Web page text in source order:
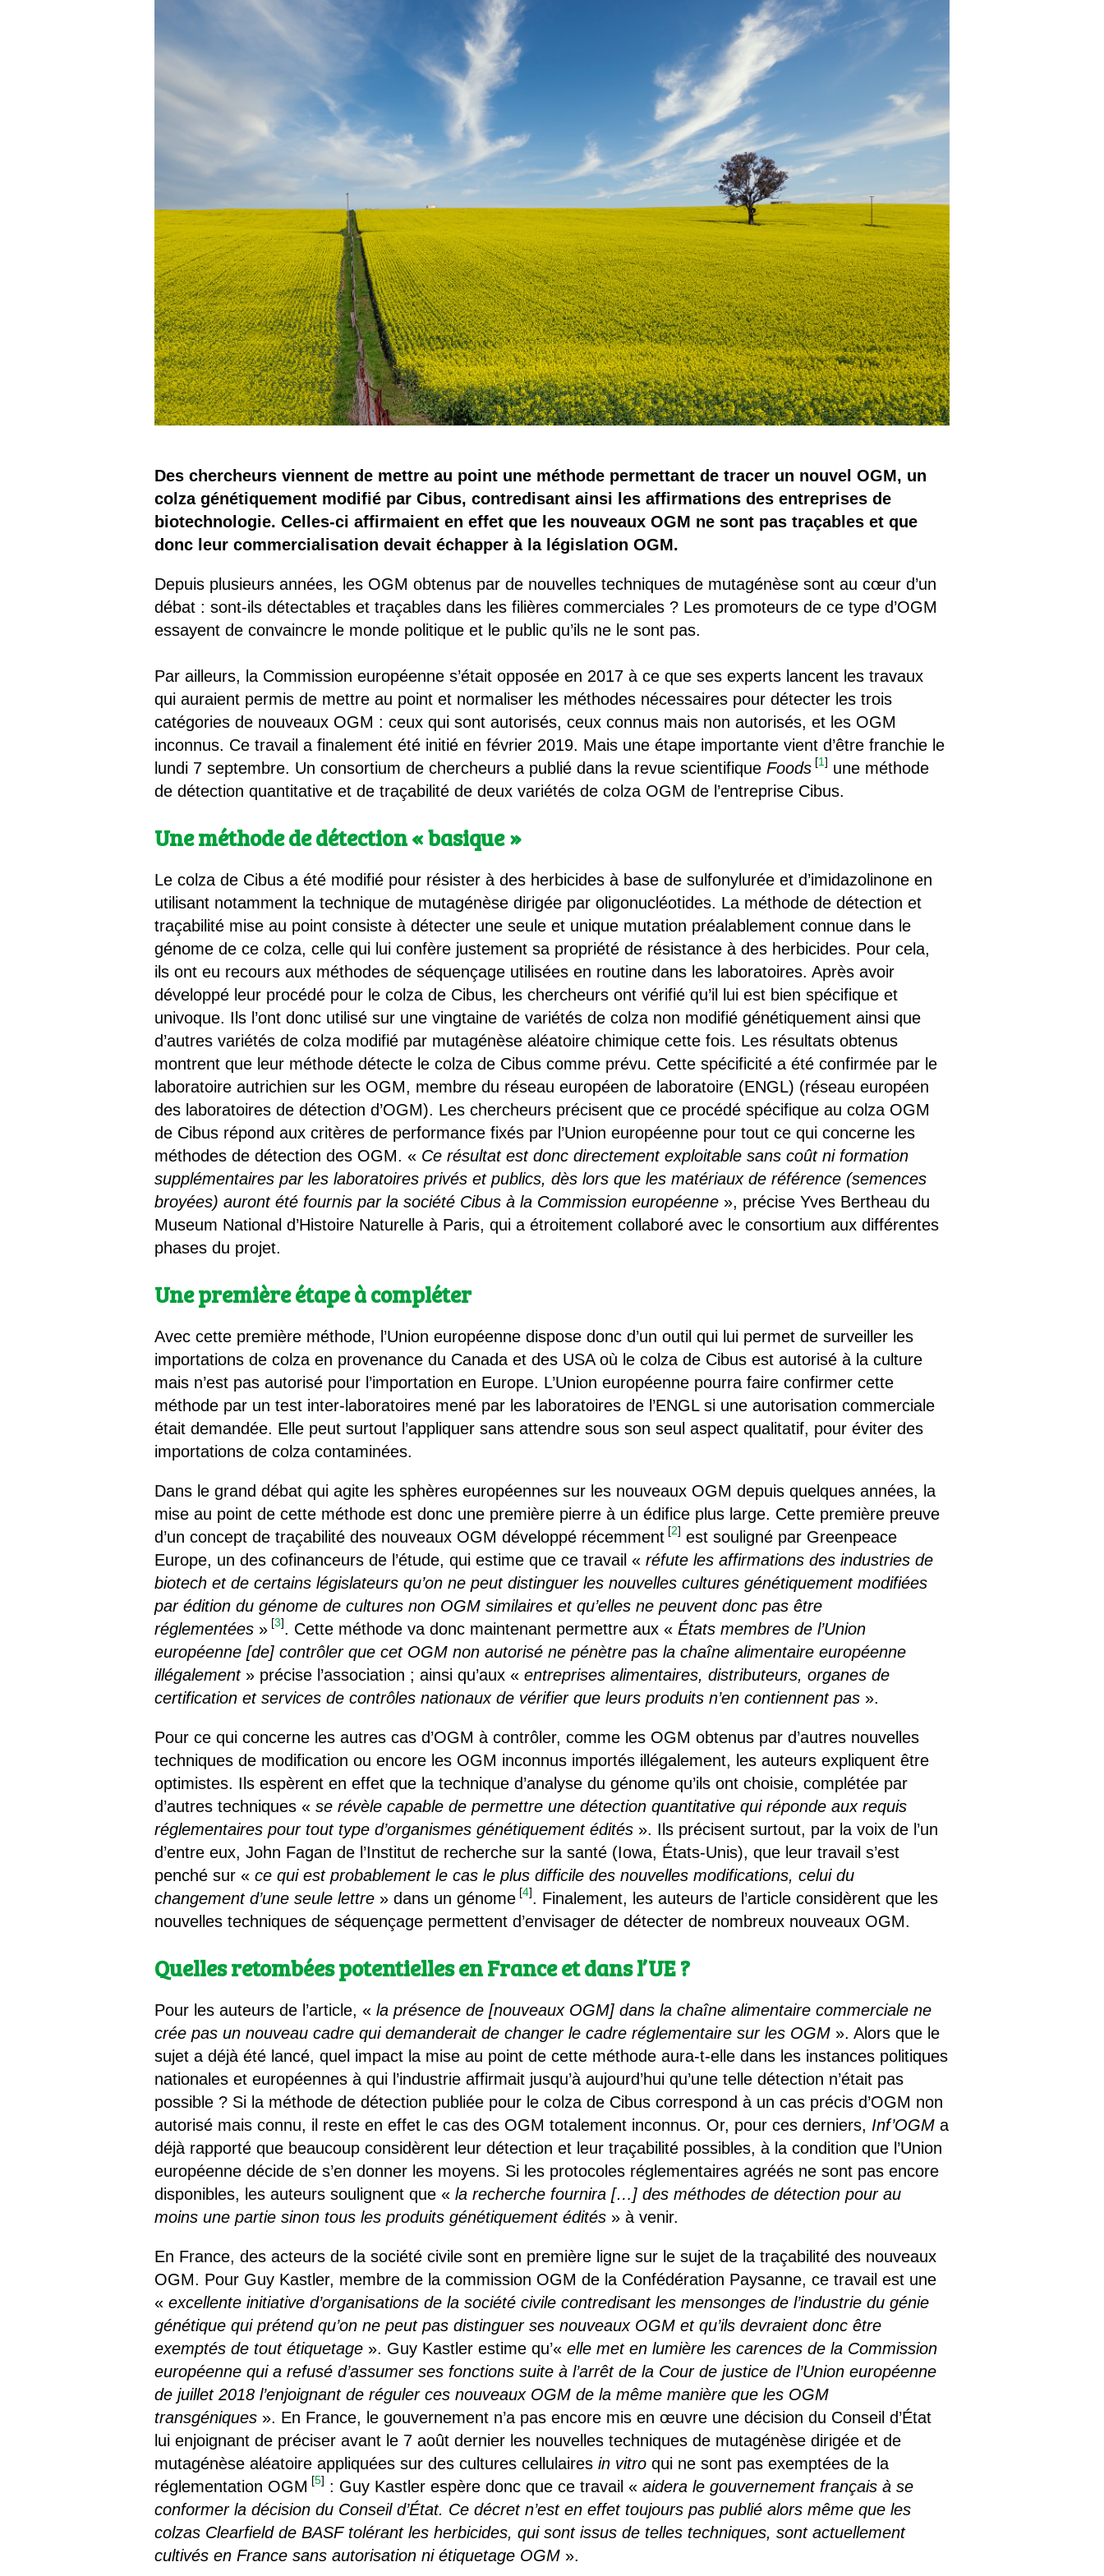
Il y a semence…. et semence
Quels sont les avantages et les inconvénients des OGM ?
Des chercheurs viennent de mettre au point une méthode permettant de tracer un nouvel OGM, un
colza génétiquement modifié par Cibus, contredisant ainsi les affirmations des entreprises de
biotechnologie. Celles-ci affirmaient en effet que les nouveaux OGM ne sont pas traçables et que
donc leur commercialisation devait échapper à la législation OGM.
Depuis plusieurs années, les OGM obtenus par de nouvelles techniques de mutagénèse sont au cœur d’un
débat : sont-ils détectables et traçables dans les filières commerciales ? Les promoteurs de ce type d’OGM
essayent de convaincre le monde politique et le public qu’ils ne le sont pas.
Par ailleurs, la Commission européenne s’était opposée en 2017 à ce que ses experts lancent les travaux
qui auraient permis de mettre au point et normaliser les méthodes nécessaires pour détecter les trois
catégories de nouveaux OGM : ceux qui sont autorisés, ceux connus mais non autorisés, et les OGM
inconnus. Ce travail a finalement été initié en février 2019. Mais une étape importante vient d’être franchie le
lundi 7 septembre. Un consortium de chercheurs a publié dans la revue scientifiqueFoods [1] une méthode
de détection quantitative et de traçabilité de deux variétés de colza OGM de l’entreprise Cibus.
Une méthode de détection « basique »
Le colza de Cibus a été modifié pour résister à des herbicides à base de sulfonylurée et d’imidazolinone en
utilisant notamment la technique de mutagénèse dirigée par oligonucléotides. La méthode de détection et
traçabilité mise au point consiste à détecter une seule et unique mutation préalablement connue dans le
génome de ce colza, celle qui lui confère justement sa propriété de résistance à des herbicides. Pour cela,
ils ont eu recours aux méthodes de séquençage utilisées en routine dans les laboratoires. Après avoir
développé leur procédé pour le colza de Cibus, les chercheurs ont vérifié qu’il lui est bien spécifique et
univoque. Ils l’ont donc utilisé sur une vingtaine de variétés de colza non modifié génétiquement ainsi que
d’autres variétés de colza modifié par mutagénèse aléatoire chimique cette fois. Les résultats obtenus
montrent que leur méthode détecte le colza de Cibus comme prévu. Cette spécificité a été confirmée par le
laboratoire autrichien sur les OGM, membre du réseau européen de laboratoire (ENGL) (réseau européen
des laboratoires de détection d’OGM). Les chercheurs précisent que ce procédé spécifique au colza OGM
de Cibus répond aux critères de performance fixés par l’Union européenne pour tout ce qui concerne les
méthodes de détection des OGM. « Ce résultat est donc directement exploitable sans coût ni formation
supplémentaires par les laboratoires privés et publics, dès lors que les matériaux de référence (semences
broyées) auront été fournis par la société Cibus à la Commission européenne », précise Yves Bertheau du
Museum National d’Histoire Naturelle à Paris, qui a étroitement collaboré avec le consortium aux différentes
phases du projet.
Une première étape à compléter
Avec cette première méthode, l’Union européenne dispose donc d’un outil qui lui permet de surveiller les
importations de colza en provenance du Canada et des USA où le colza de Cibus est autorisé à la culture
mais n’est pas autorisé pour l’importation en Europe. L’Union européenne pourra faire confirmer cette
méthode par un test inter-laboratoires mené par les laboratoires de l’ENGL si une autorisation commerciale
était demandée. Elle peut surtout l’appliquer sans attendre sous son seul aspect qualitatif, pour éviter des
importations de colza contaminées.
Dans le grand débat qui agite les sphères européennes sur les nouveaux OGM depuis quelques années, la
mise au point de cette méthode est donc une première pierre à un édifice plus large. Cette première preuve
d’un concept de traçabilité des nouveaux OGM développé récemment [2] est souligné par Greenpeace
Europe, un des cofinanceurs de l’étude, qui estime que ce travail «réfute les affirmations des industries de
biotech et de certains législateurs qu’on ne peut distinguer les nouvelles cultures génétiquement modifiées
par édition du génome de cultures non OGM similaires et qu’elles ne peuvent donc pas être
réglementées » [3]. Cette méthode va donc maintenant permettre aux «États membres de l’Union
européenne [de] contrôler que cet OGM non autorisé ne pénètre pas la chaîne alimentaire européenne
illégalement» précise l’association ; ainsi qu’aux «entreprises alimentaires, distributeurs, organes de
certification et services de contrôles nationaux de vérifier que leurs produits n’en contiennent pas ».
Pour ce qui concerne les autres cas d’OGM à contrôler, comme les OGM obtenus par d’autres nouvelles
techniques de modification ou encore les OGM inconnus importés illégalement, les auteurs expliquent être
optimistes. Ils espèrent en effet que la technique d’analyse du génome qu’ils ont choisie, complétée par
d’autres techniques «se révèle capable de permettre une détection quantitative qui réponde aux requis
réglementaires pour tout type d’organismes génétiquement édités ». Ils précisent surtout, par la voix de l’un
d’entre eux, John Fagan de l’Institut de recherche sur la santé (Iowa, États-Unis), que leur travail s’est
penché sur «ce qui est probablement le cas le plus difficile des nouvelles modifications, celui du
changement d’une seule lettre » dans un génome [4]. Finalement, les auteurs de l’article considèrent que les
nouvelles techniques de séquençage permettent d’envisager de détecter de nombreux nouveaux OGM.
Quelles retombées potentielles en France et dans l’UE ?
Pour les auteurs de l’article, «la présence de [nouveaux OGM] dans la chaîne alimentaire commerciale ne
crée pas un nouveau cadre qui demanderait de changer le cadre réglementaire sur les OGM ». Alors que le
sujet a déjà été lancé, quel impact la mise au point de cette méthode aura-t-elle dans les instances politiques
nationales et européennes à qui l’industrie affirmait jusqu’à aujourd’hui qu’une telle détection n’était pas
possible ? Si la méthode de détection publiée pour le colza de Cibus correspond à un cas précis d’OGM non
autorisé mais connu, il reste en effet le cas des OGM totalement inconnus. Or, pour ces derniers, Inf’OGM a
déjà rapporté que beaucoup considèrent leur détection et leur traçabilité possibles, à la condition que l’Union
européenne décide de s’en donner les moyens. Si les protocoles réglementaires agréés ne sont pas encore
disponibles, les auteurs soulignent que «la recherche fournira […] des méthodes de détection pour au
moins une partie sinon tous les produits génétiquement édités » à venir.
En France, des acteurs de la société civile sont en première ligne sur le sujet de la traçabilité des nouveaux
OGM. Pour Guy Kastler, membre de la commission OGM de la Confédération Paysanne, ce travail est une
«excellente initiative d’organisations de la société civile contredisant les mensonges de l’industrie du génie
génétique qui prétend qu’on ne peut pas distinguer ses nouveaux OGM et qu’ils devraient donc être
exemptés de tout étiquetage ». Guy Kastler estime qu’«elle met en lumière les carences de la Commission
européenne qui a refusé d’assumer ses fonctions suite à l’arrêt de la Cour de justice de l’Union européenne
de juillet 2018 l’enjoignant de réguler ces nouveaux OGM de la même manière que les OGM
transgéniques ». En France, le gouvernement n’a pas encore mis en œuvre une décision du Conseil d’État
lui enjoignant de préciser avant le 7 août dernier les nouvelles techniques de mutagénèse dirigée et de
mutagénèse aléatoire appliquées sur des cultures cellulairesin vitro qui ne sont pas exemptées de la
réglementation OGM [5] : Guy Kastler espère donc que ce travail «aidera le gouvernement français à se
conformer la décision du Conseil d’État. Ce décret n’est en effet toujours pas publié alors même que les
colzas Clearfield de BASF tolérant les herbicides, qui sont issus de telles techniques, sont actuellement
cultivés en France sans autorisation ni étiquetage OGM ».